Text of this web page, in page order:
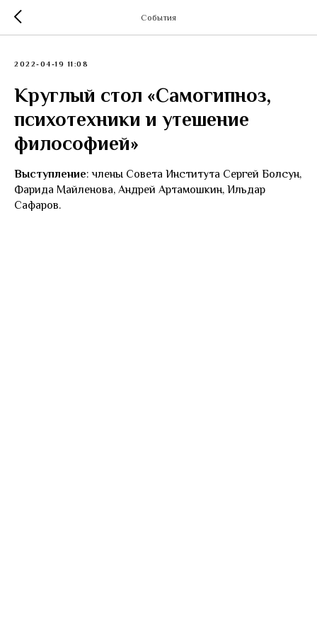
События
2022-04-19 11:08
Круглый стол «Самогипноз,
психотехники и утешение
философией»
Выступление: члены Совета Института Сергей Болсун,
Фарида Майленова, Андрей Артамошкин, Ильдар
Сафаров.